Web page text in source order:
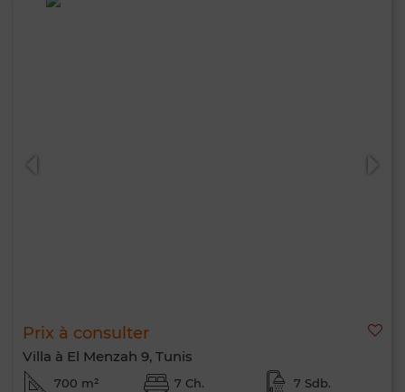
Prix à consulter
Villa à El Menzah 9, Tunis
700 m² 7 Ch. 7 Sdb.